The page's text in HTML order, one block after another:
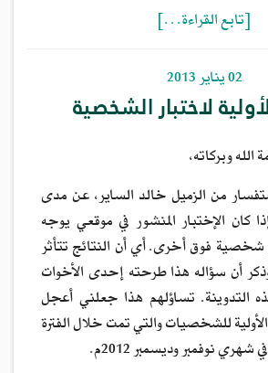
[تابع القراءة…]
02 يناير 2013
لاختبار الشخصية
وبركاته،
من الزميل خالد الساير، عن مدى
كان الإختبار المنشور في موقعي يوجه
فوق أخرى. أي أن النتائج تتأثر
أن سؤاله هذا طرحته إحدى الأخوات
التدوينة. تساؤلهم هذا جعلني أعجل
للشخصيات والتي تمت خلال الفترة
نوفمبر وديسمبر 2012م.